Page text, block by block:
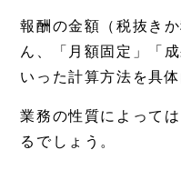
報酬の金額（税抜き
ん、「月額固定」「
いった計算方法を具
業務の性質によって
るでしょう。